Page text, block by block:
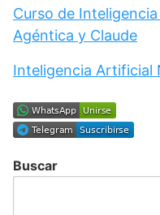
Curso de
Agéntica y Claude
Inteligencia Artificial
Buscar